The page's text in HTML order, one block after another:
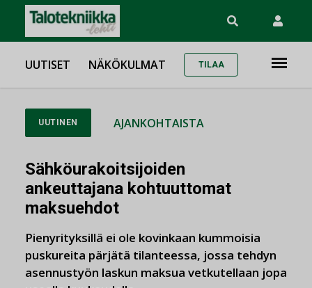
UUTISET NÄKÖKULMAT TILAA
UUTINEN AJANKOHTAISTA
Sähköurakoitsijoiden
ankeuttajana kohtuuttomat
maksuehdot
Pienyrityksillä ei ole kovinkaan kummoisia
puskureita pärjätä tilanteessa, jossa tehdyn
asennustyön laskun maksua vetkutellaan jopa